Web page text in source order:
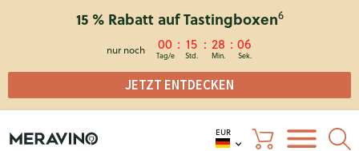
15 % Rabatt auf Tastingboxen6
nur noch 00 15 28 06
JETZT ENTDECKEN
EUR